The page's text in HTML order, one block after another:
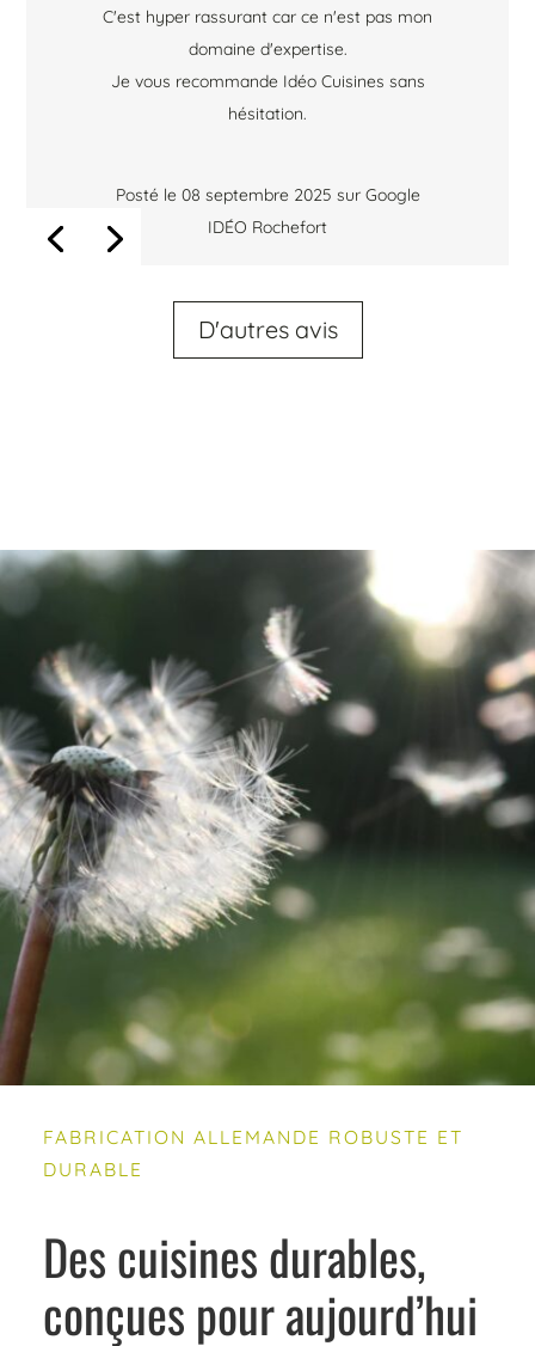
C'est hyper rassurant car ce n'est pas mon
domaine d'expertise.
Je vous recommande Idéo Cuisines sans
hésitation.
Posté le 08 septembre 2025 sur Google
IDÉO Rochefort
D'autres avis
FABRICATION ALLEMANDE ROBUSTE ET
DURABLE
Des cuisines durables,
conçues pour aujourd’hui